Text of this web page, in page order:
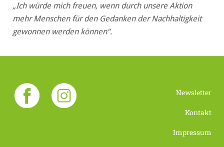
„Ich würde mich freuen, wenn durch unsere Aktion
mehr Menschen für den Gedanken der Nachhaltigkeit
gewonnen werden können“.
Newsletter
Kontakt
Impressum